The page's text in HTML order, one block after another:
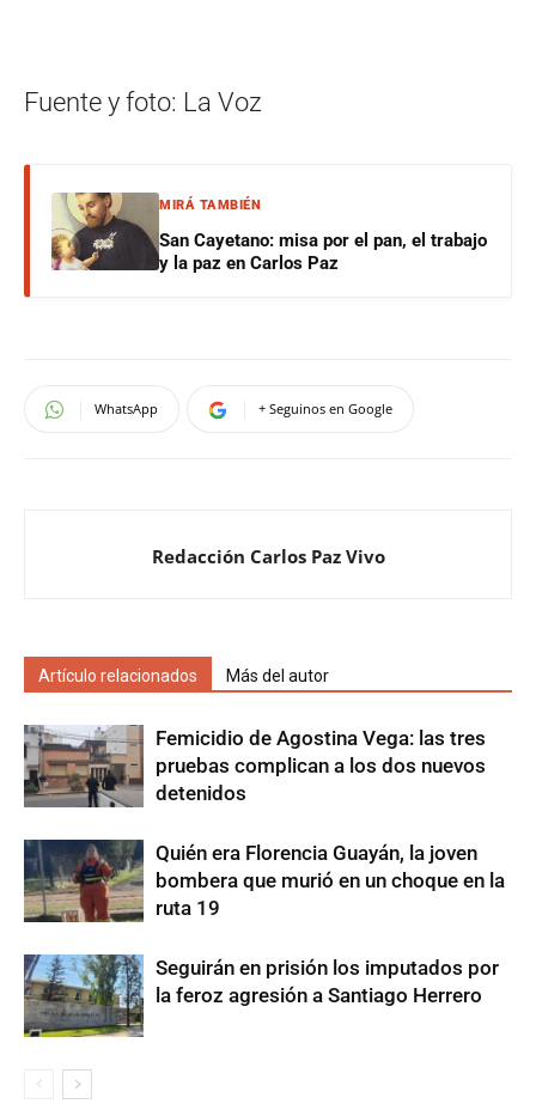
Fuente y foto: La Voz
MIRÁ TAMBIÉN
San Cayetano: misa por el pan, el trabajo
y la paz en Carlos Paz
WhatsApp + Seguinos en Google
Redacción Carlos Paz Vivo
Artículo relacionados Más del autor
Femicidio de Agostina Vega: las tres
pruebas complican a los dos nuevos
detenidos
Quién era Florencia Guayán, la joven
bombera que murió en un choque en la
ruta 19
Seguirán en prisión los imputados por
la feroz agresión a Santiago Herrero